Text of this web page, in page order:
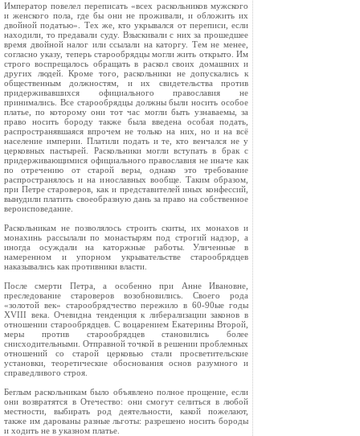
Император повелел переписать «всех раскольников мужского
и женского пола, где бы они не проживали, и обложить их
двойной податью». Тех же, кто укрывался от переписи, если
находили, то предавали суду. Взыскивали с них за прошедшее
время двойной налог или ссылали на каторгу. Тем не менее,
согласно указу, теперь старообрядцы могли жить открыто. Им
строго воспрещалось обращать в раскол своих домашних и
других людей. Кроме того, раскольники не допускались к
общественным должностям, и их свидетельства против
придерживавшихся официального православия не
принимались. Все старообрядцы должны были носить особое
платье, по которому они тот час могли быть узнаваемы, за
право носить бороду также была введена особая подать,
распространявшаяся впрочем не только на них, но и на всё
население империи. Платили подать и те, кто венчался не у
церковных пастырей. Раскольники могли вступать в брак с
придерживающимися официального православия не иначе как
по отречению от старой веры, однако это требование
распространялось и на инославных вообще. Таким образом,
при Петре староверов, как и представителей иных конфессий,
вынудили платить своеобразную дань за право на собственное
вероисповедание.
Раскольникам не позволялось строить скиты, их монахов и
монахинь рассылали по монастырям под строгий надзор, а
иногда осуждали на каторжные работы. Уличенные в
намеренном и упорном укрывательстве старообрядцев
наказывались как противники власти.
После смерти Петра, а особенно при Анне Ивановне,
преследование староверов возобновились. Своего рода
«золотой век» старообрядчество пережило в 60-90ые годы
XVIII века. Очевидна тенденция к либерализации законов в
отношении старообрядцев. С воцарением Екатерины Второй,
меры против старообрядцев становились более
снисходительными. Отправной точкой в решении проблемных
отношений со старой церковью стали просветительские
установки, теоретические обоснования основ разумного и
справедливого строя.
Беглым раскольникам было объявлено полное прощение, если
они возвратятся в Отечество: они смогут селиться в любой
местности, выбирать род деятельности, какой пожелают,
также им дарованы разные льготы: разрешено носить бороды
и ходить не в указном платье.